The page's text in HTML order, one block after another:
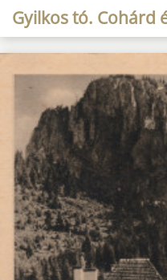
Gyilkos tó. Cohárd